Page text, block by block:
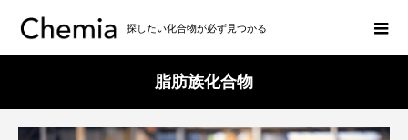
探したい化合物が必ず見つかる
脂肪族化合物